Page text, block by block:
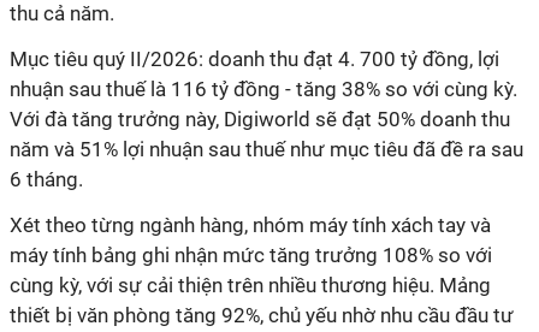
thu cả năm.
Mục tiêu quý II/2026: doanh thu đạt 4. 700 tỷ đồng, lợi
nhuận sau thuế là 116 tỷ đồng - tăng 38% so với cùng kỳ.
Với đà tăng trưởng này, Digiworld sẽ đạt 50% doanh thu
năm và 51% lợi nhuận sau thuế như mục tiêu đã đề ra sau
6 tháng.
Xét theo từng ngành hàng, nhóm máy tính xách tay và
máy tính bảng ghi nhận mức tăng trưởng 108% so với
cùng kỳ, với sự cải thiện trên nhiều thương hiệu. Mảng
thiết bị văn phòng tăng 92%, chủ yếu nhờ nhu cầu đầu tư